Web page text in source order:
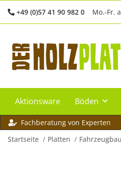
+49 (0)57 41 90 982 0 Mo.-Fr.
Aktionsware Böden
Fachberatung von Experten
Startseite
Platten